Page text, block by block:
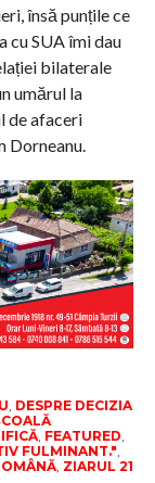
însă punțile ce
cu SUA îmi dau
bilaterale
umărul la
de afaceri
Dorneanu.
, DESPRE DECIZIA
, FEATURED,
FULMINANT.",
, ZIARUL 21